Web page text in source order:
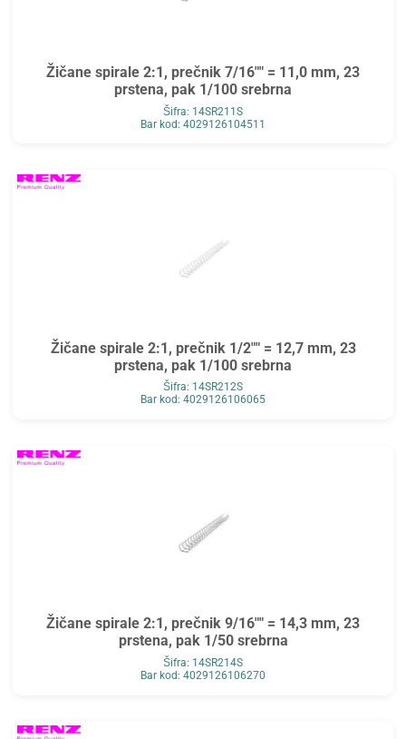
Žičane spirale 2:1, prečnik 7/16"" = 11,0 mm, 23
prstena, pak 1/100 srebrna
Šifra: 14SR211S
Bar kod: 4029126104511
Žičane spirale 2:1, prečnik 1/2"" = 12,7 mm, 23
prstena, pak 1/100 srebrna
Šifra: 14SR212S
Bar kod: 4029126106065
Žičane spirale 2:1, prečnik 9/16"" = 14,3 mm, 23
prstena, pak 1/50 srebrna
Šifra: 14SR214S
Bar kod: 4029126106270